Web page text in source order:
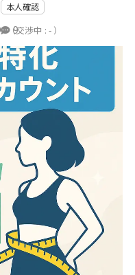
本人確認
9
（交渉中 : - ）